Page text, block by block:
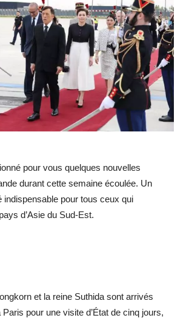
pour vous quelques nouvelles
durant cette semaine écoulée. Un
indispensable pour tous ceux qui
d’Asie du Sud-Est.
et la reine Suthida sont arrivés
pour une visite d’État de cinq jours,